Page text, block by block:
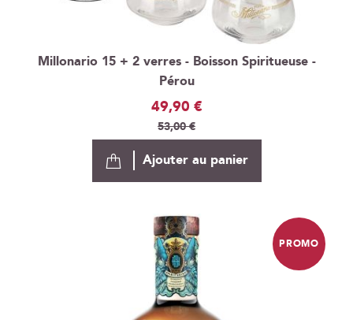
Millonario 15 + 2 verres - Boisson Spiritueuse -
Pérou
Prix
Spécial
49,90 €
53,00 €
Ajouter au panier
PROMO